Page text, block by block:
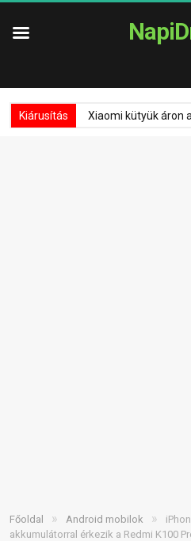
Kiárusítás Xiaomi kütyük áron
Főoldal » Android mobilok »
akkumulátorral érkezik a Redmi K100